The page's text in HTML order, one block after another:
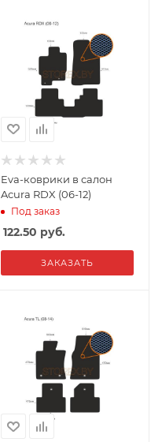
Eva-коврики в салон
Acura RDX (06-12)
Под заказ
122.50 руб.
ЗАКАЗАТЬ